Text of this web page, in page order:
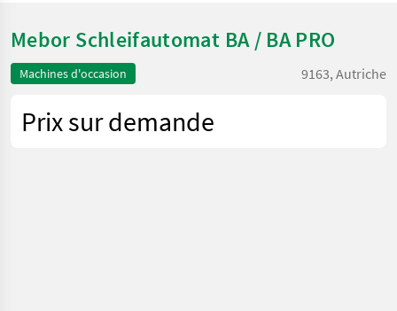
Mebor Schleifautomat BA / BA PRO
Machines d'occasion 9163, Autriche
Prix sur demande